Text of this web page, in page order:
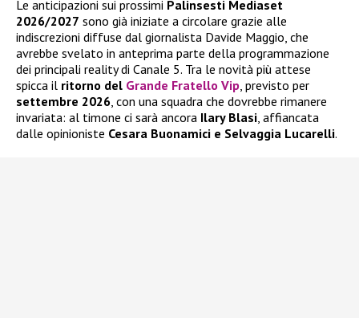
Le anticipazioni sui prossimi Palinsesti Mediaset
2026/2027 sono già iniziate a circolare grazie alle
indiscrezioni diffuse dal giornalista Davide Maggio, che
avrebbe svelato in anteprima parte della programmazione
dei principali reality di Canale 5. Tra le novità più attese
spicca il ritorno del Grande Fratello Vip , previsto per
settembre 2026 , con una squadra che dovrebbe rimanere
invariata: al timone ci sarà ancora Ilary Blasi , affiancata
dalle opinioniste Cesara Buonamici e Selvaggia Lucarelli.